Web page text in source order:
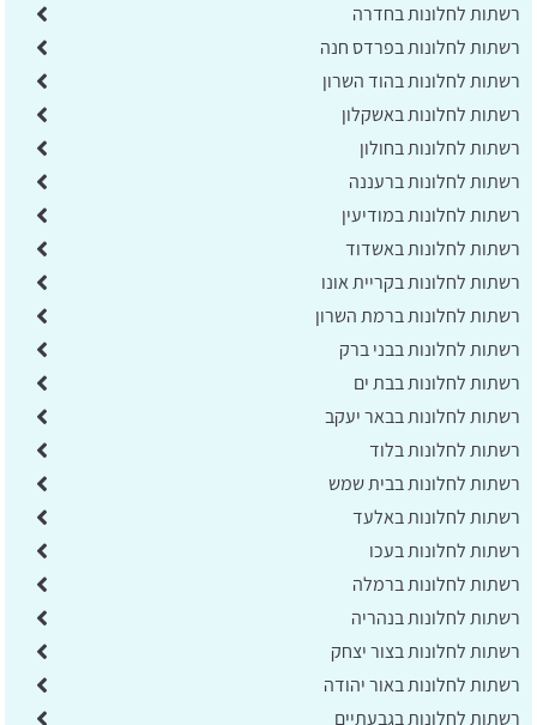
רשתות לחלונות בחדרה
רשתות לחלונות בפרדס חנה
רשתות לחלונות בהוד השרון
רשתות לחלונות באשקלון
רשתות לחלונות בחולון
רשתות לחלונות ברעננה
רשתות לחלונות במודיעין
רשתות לחלונות באשדוד
רשתות לחלונות בקריית אונו
רשתות לחלונות ברמת השרון
רשתות לחלונות בבני ברק
רשתות לחלונות בבת ים
רשתות לחלונות בבאר יעקב
רשתות לחלונות בלוד
רשתות לחלונות בבית שמש
רשתות לחלונות באלעד
רשתות לחלונות בעכו
רשתות לחלונות ברמלה
רשתות לחלונות בנהריה
רשתות לחלונות בצור יצחק
רשתות לחלונות באור יהודה
רשתות לחלונות בגבעתיים